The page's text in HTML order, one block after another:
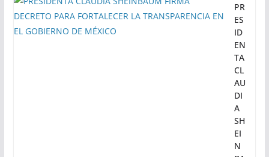
PR
ES
ID
EN
TA
CL
AU
DI
A
SH
EI
N